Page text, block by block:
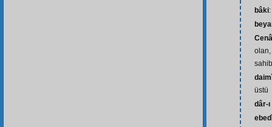
bâki
olan,
üstü
dâr-